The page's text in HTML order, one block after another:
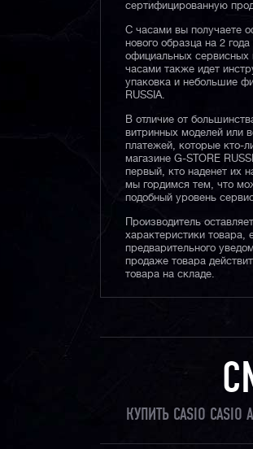
сертифицированную
С часами вы получаете
нового образца на 2
официальных сервисных
часами также идет
упаковка и небольшие
RUSSIA.
В отличие от
витринных моделей или
платежей, которые кто-
магазине G-STORE
первый, кто наденет их
мы гордимся тем, что
подобный уровень
Производитель
характеристики товара,
предварительного
продаже товара
товара на складе.
КУПИТЬ CASIO